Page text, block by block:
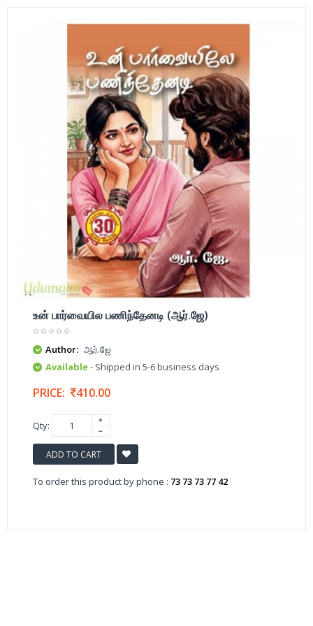
உன் பார்வையில பணிந்தேனடி (ஆர்.ஜே)
Author: ஆர்.ஜே
Available- Shipped in 5-6 business days
PRICE: 410.00
Qty:
ADD TO CART
To order this product by phone : 73 73 73 77 42